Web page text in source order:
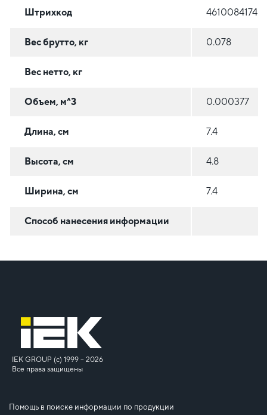
Штрихкод
Вес брутто, кг 0.078
Вес нетто, кг
Объем, м^3 0.000377
Длина, см 7.4
Высота, см 4.8
Ширина, см 7.4
Способ нанесения информации
IEK GROUP (c) 1999 – 2026
Все права защищены
Помощь в поиске информации по продукции